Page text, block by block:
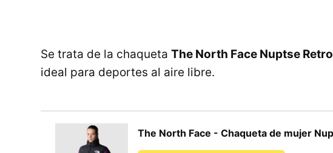
Se trata de la chaqueta The North Face Nuptse
ideal para deportes al aire libre.
The North Face - Chaqueta de mujer